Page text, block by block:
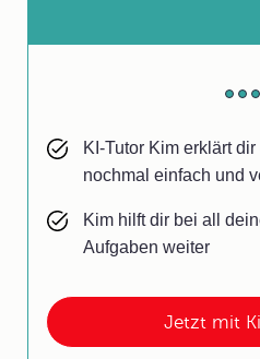
Jetzt mit
KI-Tutor Kim erklärt
nochmal einfach und
Kim hilft dir bei all
Aufgaben weiter